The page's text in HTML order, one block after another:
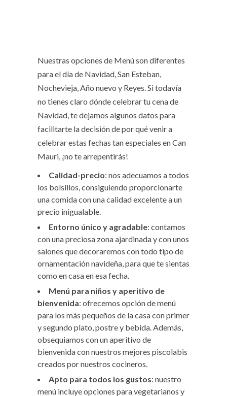
Nuestras opciones de Menú son diferentes
para el día de Navidad, San Esteban,
Nochevieja, Año nuevo y Reyes. Si todavía
no tienes claro dónde celebrar tu cena de
Navidad, te dejamos algunos datos para
facilitarte la decisión de por qué venir a
celebrar estas fechas tan especiales en Can
Mauri, ¡no te arrepentirás!
Calidad-precio: nos adecuamos a todos
los bolsillos, consiguiendo proporcionarte
una comida con una calidad excelente a un
precio inigualable.
Entorno único y agradable: contamos
con una preciosa zona ajardinada y con unos
salones que decoraremos con todo tipo de
ornamentación navideña, para que te sientas
como en casa en esa fecha.
Menú para niños y aperitivo de
bienvenida: ofrecemos opción de menú
para los más pequeños de la casa con primer
y segundo plato, postre y bebida. Además,
obsequiamos con un aperitivo de
bienvenida con nuestros mejores piscolabis
creados por nuestros cocineros.
Apto para todos los gustos: nuestro
menú incluye opciones para vegetarianos y